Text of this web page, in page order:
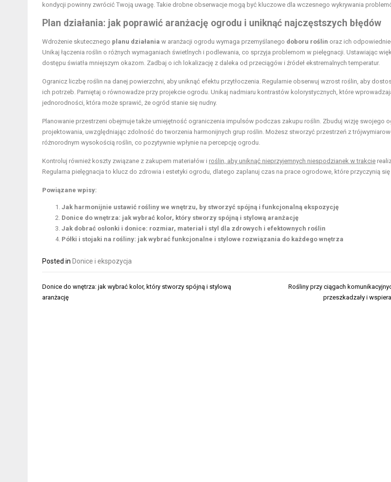
kondycji powinny zwrócić Twoją uwagę. Takie drobne obserwacje mogą być kluczowe dla wczesnego wykrywania
Plan działania: jak poprawić aranżację ogrodu i uniknąć najczęstszych błędów
Wdrożenie skutecznego planu działania w aranżacji ogrodu wymaga przemyślanego doboru roślin oraz ich
Unikaj łączenia roślin o różnych wymaganiach świetlnych i podlewania, co sprzyja problemom w pielęgnacji. Ustawiając
dostępu światła mniejszym okazom. Zadbaj o ich lokalizację z daleka od przeciągów i źródeł ekstremalnych temperatur.
Ogranicz liczbę roślin na danej powierzchni, aby uniknąć efektu przytłoczenia. Regularnie obserwuj wzrost roślin, aby
ich potrzeb. Pamiętaj o równowadze przy projekcie ogrodu. Unikaj nadmiaru kontrastów kolorystycznych, które
jednorodności, która może sprawić, że ogród stanie się nudny.
Planowanie przestrzeni obejmuje także umiejętność ograniczenia impulsów podczas zakupu roślin. Zbuduj wizję swojego
projektowania, uwzględniając zdolność do tworzenia harmonijnych grup roślin. Możesz stworzyć przestrzeń z
różnorodnym wysokością roślin, co pozytywnie wpłynie na percepcję ogrodu.
Kontroluj również koszty związane z zakupem materiałów i roślin, aby uniknąć nieprzyjemnych niespodzianek w trakcie
Regularna pielęgnacja to klucz do zdrowia i estetyki ogrodu, dlatego zaplanuj czas na prace ogrodowe, które przyczynią
Powiązane wpisy:
Jak harmonijnie ustawić rośliny we wnętrzu, by stworzyć spójną i funkcjonalną ekspozycję
Donice do wnętrza: jak wybrać kolor, który stworzy spójną i stylową aranżację
Jak dobrać osłonki i donice: rozmiar, materiał i styl dla zdrowych i efektownych roślin
Półki i stojaki na rośliny: jak wybrać funkcjonalne i stylowe rozwiązania do każdego wnętrza
Posted in Donice i ekspozycja
Nawigacja
wpisu
Donice do wnętrza: jak wybrać kolor, który stworzy spójną i stylową
aranżację
Rośliny przy ciągach
przeszkadzały i